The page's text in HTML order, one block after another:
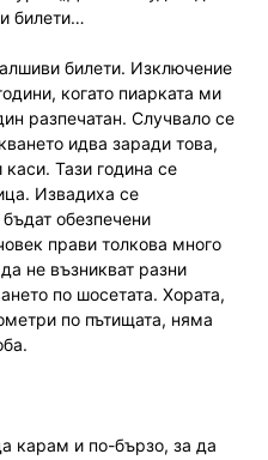
билети…
билети. Изключение
когато пиарката ми
разпечатан. Случвало се
идва заради това,
Тази година се
Извадиха се
обезпечени
прави толкова много
не възникват разни
по шосетата. Хората,
по пътищата, няма
карам и по-бързо, за да